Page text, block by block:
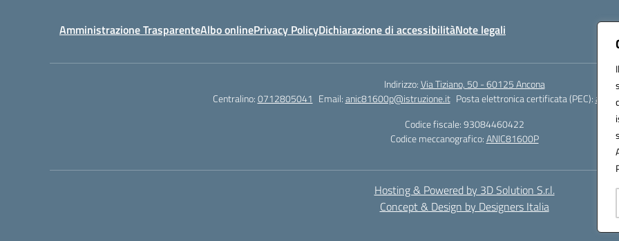
Amministrazione TrasparenteAlbo onlinePrivacy PolicyDichiarazione di accessibilitàNote legali
Indirizzo:Via Tiziano, 50 - 60125 Ancona
Centralino:0712805041 Email:anic81600p@istruzione.it Posta elettronica certificata (PEC):
Codice fiscale: 93084460422
Codice meccanografico:ANIC81600P
Hosting & Powered by 3D Solution S.r.l.
Concept & Design by Designers Italia